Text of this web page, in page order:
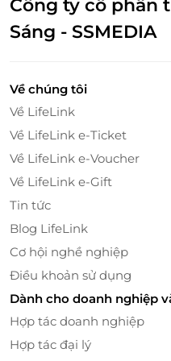
Trải nghiệm lý tưởng
khác biệt cho mọi đối
hào hứng chỉ cho bé
các cặp đôi thì lưu giữ
đâu độc đáo hơn. Với
dễ dàng tìm được góc
khám phá.
Công ty cổ phần
Sáng - SSMEDIA
Về chúng tôi
Về LifeLink
Về LifeLink e-Ticket
Về LifeLink e-Voucher
Về LifeLink e-Gift
Tin tức
Blog LifeLink
Cơ hội nghề nghiệp
Điều khoản sử dụng
Dành cho doanh nghiệp
Hợp tác doanh nghiệp
Hợp tác đại lý